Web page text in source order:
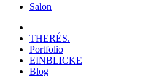
Salon
THERÉS.
Portfolio
EINBLICKE
Blog